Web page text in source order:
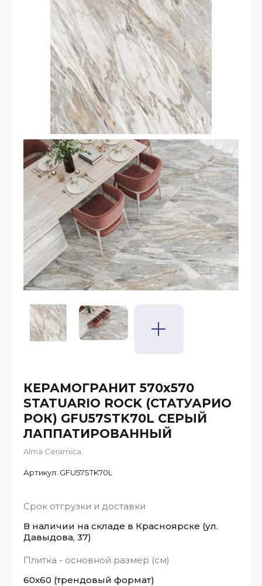
КЕРАМОГРАНИТ 570х570
STATUARIO ROCK (СТАТУАРИО
РОК) GFU57STK70L СЕРЫЙ
ЛАППАТИРОВАННЫЙ
Alma Ceramica
Артикул: GFU57STK70L
Срок отгрузки и доставки
В наличии на складе в Красноярске (ул.
Давыдова, 37)
Плитка - основной размер (см)
60x60 (трендовый формат)